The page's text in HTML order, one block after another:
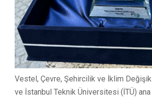
Vestel, Çevre, Şehircilik ve İklim
ve İstanbul Teknik Üniversitesi (İTÜ)